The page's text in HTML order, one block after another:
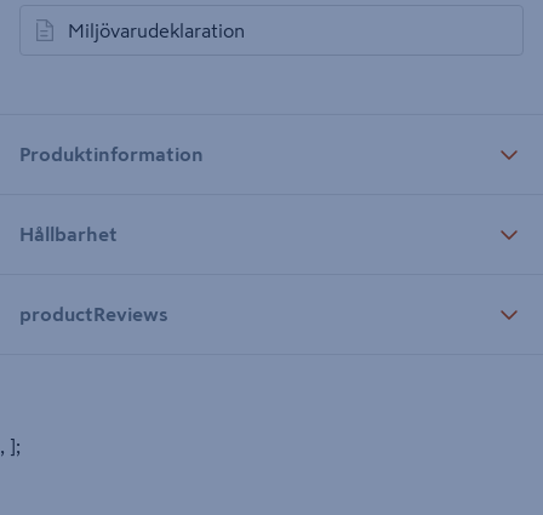
Miljövarudeklaration
öppnas i en ny flik
Produktinformation
Hållbarhet
productReviews
, ];